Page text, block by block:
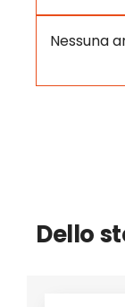
Nessuna
Dello